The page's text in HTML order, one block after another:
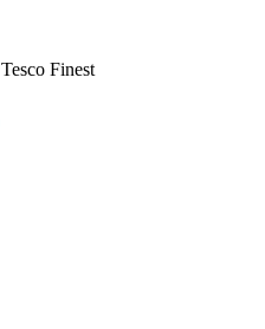
Tesco Finest